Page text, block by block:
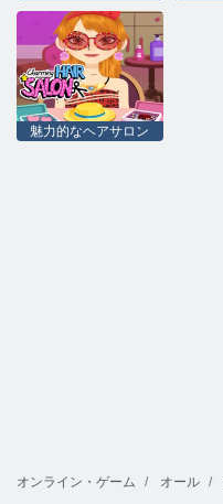
魅力的なヘアサロン
オンライン・ゲーム オール